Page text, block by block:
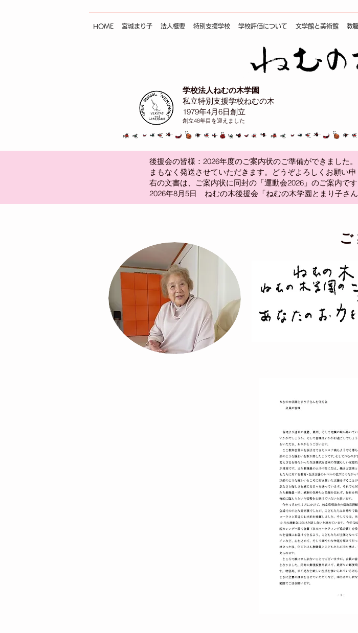
HOME 宮城まり子 法人概要 特別支援学校 学校評価について 文学館と美術館 教
学校法人ねむの木学園
私立特別支援学校ねむの木
1979年4月6日創立
創立48年目を迎えました
後援会の皆様：2026年度のご案内状のご準備ができました。
まもなく発送させていただきます。どうぞよろしくお願い申
右の文書は、ご案内状に同封の「運動会2026」のご案内です
​2026年8月5日 ねむの木後援会「ねむの木学園とまり子さ
ご